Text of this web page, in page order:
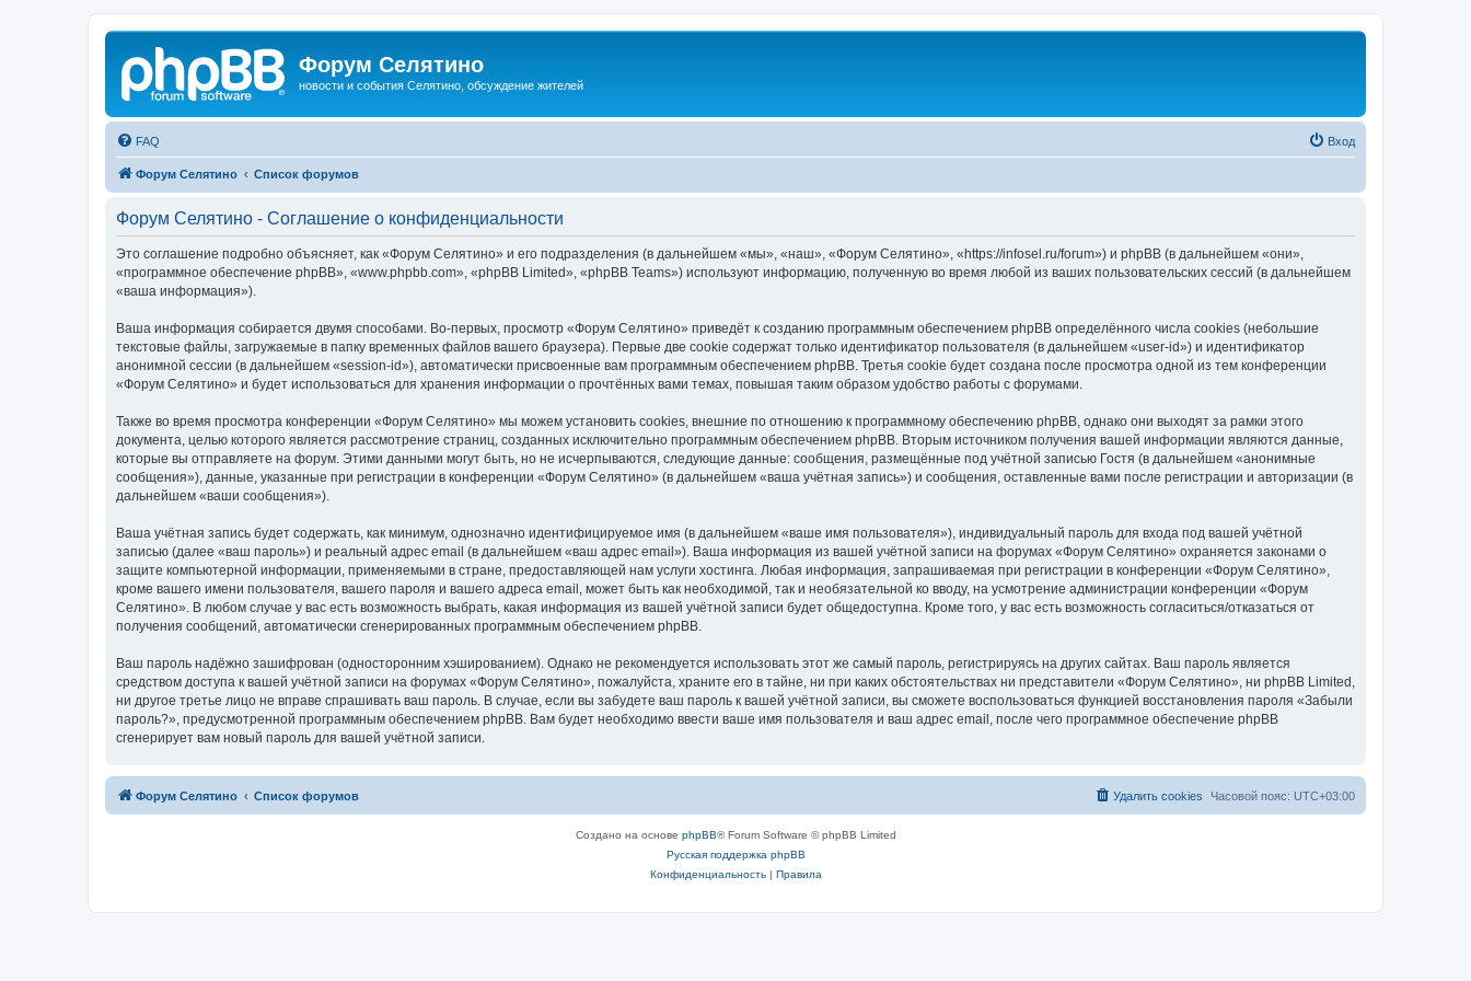
Форум Селятино
новости и события Селятино, обсуждение жителей
FAQ Вход
Форум Селятино Список форумов
Форум Селятино - Соглашение о конфиденциальности
Это соглашение подробно объясняет, как «Форум Селятино» и его подразделения (в дальнейшем «мы», «наш», «Форум Селятино», «https://infosel.ru/forum») и phpBB (в дальнейшем «они»,
«программное обеспечение phpBB», «www.phpbb.com», «phpBB Limited», «phpBB Teams») используют информацию, полученную во время любой из ваших пользовательских сессий (в дальнейшем
«ваша информация»).
Ваша информация собирается двумя способами. Во-первых, просмотр «Форум Селятино» приведёт к созданию программным обеспечением phpBB определённого числа cookies (небольшие
текстовые файлы, загружаемые в папку временных файлов вашего браузера). Первые две cookie содержат только идентификатор пользователя (в дальнейшем «user-id») и идентификатор
анонимной сессии (в дальнейшем «session-id»), автоматически присвоенные вам программным обеспечением phpBB. Третья cookie будет создана после просмотра одной из тем конференции
«Форум Селятино» и будет использоваться для хранения информации о прочтённых вами темах, повышая таким образом удобство работы с форумами.
Также во время просмотра конференции «Форум Селятино» мы можем установить cookies, внешние по отношению к программному обеспечению phpBB, однако они выходят за рамки этого
документа, целью которого является рассмотрение страниц, созданных исключительно программным обеспечением phpBB. Вторым источником получения вашей информации являются данные,
которые вы отправляете на форум. Этими данными могут быть, но не исчерпываются, следующие данные: сообщения, размещённые под учётной записью Гостя (в дальнейшем «анонимные
сообщения»), данные, указанные при регистрации в конференции «Форум Селятино» (в дальнейшем «ваша учётная запись») и сообщения, оставленные вами после регистрации и авторизации (в
дальнейшем «ваши сообщения»).
Ваша учётная запись будет содержать, как минимум, однозначно идентифицируемое имя (в дальнейшем «ваше имя пользователя»), индивидуальный пароль для входа под вашей учётной
записью (далее «ваш пароль») и реальный адрес email (в дальнейшем «ваш адрес email»). Ваша информация из вашей учётной записи на форумах «Форум Селятино» охраняется законами о
защите компьютерной информации, применяемыми в стране, предоставляющей нам услуги хостинга. Любая информация, запрашиваемая при регистрации в конференции «Форум Селятино»,
кроме вашего имени пользователя, вашего пароля и вашего адреса email, может быть как необходимой, так и необязательной ко вводу, на усмотрение администрации конференции «Форум
Селятино». В любом случае у вас есть возможность выбрать, какая информация из вашей учётной записи будет общедоступна. Кроме того, у вас есть возможность согласиться/отказаться от
получения сообщений, автоматически сгенерированных программным обеспечением phpBB.
Ваш пароль надёжно зашифрован (односторонним хэшированием). Однако не рекомендуется использовать этот же самый пароль, регистрируясь на других сайтах. Ваш пароль является
средством доступа к вашей учётной записи на форумах «Форум Селятино», пожалуйста, храните его в тайне, ни при каких обстоятельствах ни представители «Форум Селятино», ни phpBB Limited,
ни другое третье лицо не вправе спрашивать ваш пароль. В случае, если вы забудете ваш пароль к вашей учётной записи, вы сможете воспользоваться функцией восстановления пароля «Забыли
пароль?», предусмотренной программным обеспечением phpBB. Вам будет необходимо ввести ваше имя пользователя и ваш адрес email, после чего программное обеспечение phpBB
сгенерирует вам новый пароль для вашей учётной записи.
Форум Селятино Список форумов Часовой пояс: UTC+03:00
Удалить cookies
Создано на основе phpBB® Forum Software © phpBB Limited
Русская поддержка phpBB
Конфиденциальность| Правила